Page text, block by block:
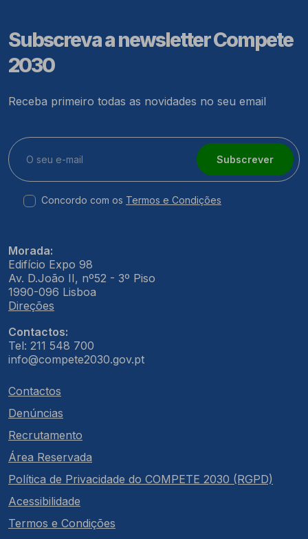
Subscreva a newsletter Compete
2030
Receba primeiro todas as novidades no seu email
Subscrever
Concordo com os Termos e Condições
Morada:
Edifício Expo 98
Av. D.João II, nº52 - 3º Piso
1990-096 Lisboa
Direções
Contactos:
Tel: 211 548 700
info@compete2030.gov.pt
Contactos
Denúncias
Recrutamento
Área Reservada
Política de Privacidade do COMPETE 2030 (RGPD)
Acessibilidade
Termos e Condições